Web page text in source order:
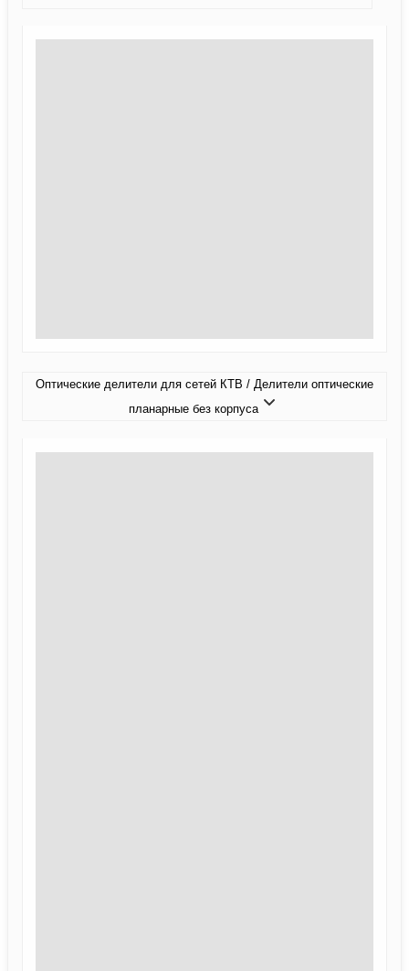
Оптические делители для сетей КТВ / Делители оптические
планарные без корпуса